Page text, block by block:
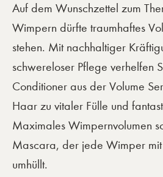
Auf dem Wunschzettel zum
Wimpern dürfte traumhaftes
stehen. Mit nachhaltiger
schwereloser Pflege verhelfen
Conditioner aus der Volume
Haar zu vitaler Fülle und
Maximales Wimpernvolumen
Mascara, der jede Wimper mit
umhüllt.